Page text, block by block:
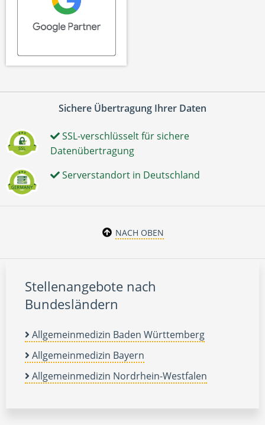
Sichere Übertragung Ihrer Daten
SSL-verschlüsselt für sichere
Datenübertragung
Serverstandort in Deutschland
NACH OBEN
Stellenangebote nach
Bundesländern
Allgemeinmedizin Baden Württemberg
Allgemeinmedizin Bayern
Allgemeinmedizin Nordrhein-Westfalen